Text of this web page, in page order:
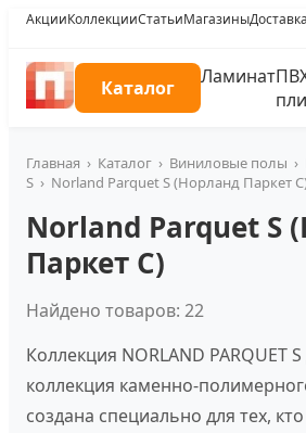
АкцииКоллекцииСтатьиМагазиныДоставка
Каталог Ламинат
Главная › Каталог › Виниловые полы ›
S › Norland Parquet S (Норланд Паркет
Norland Parquet S
Паркет С)
Найдено товаров: 22
Коллекция NORLAND PARQUET
коллекция каменно-
создана специально для тех,